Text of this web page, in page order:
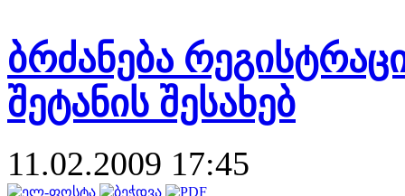
ბრძანება
შეტანის შესახებ
11.02.2009 17:45